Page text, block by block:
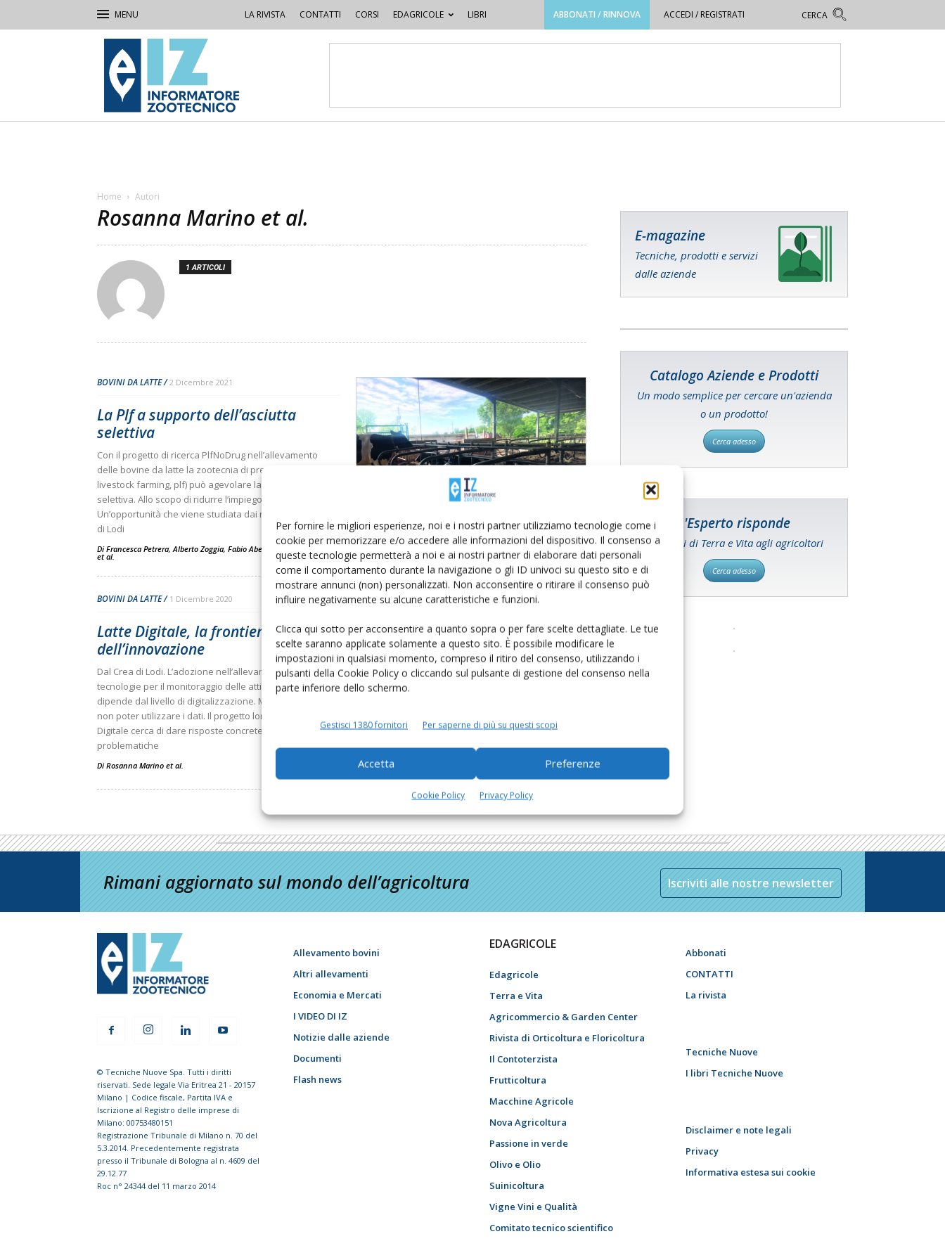
Per fornire le migliori esperienze, noi e i nostri partner utilizziamo tecnologie come i
cookie per memorizzare e/o accedere alle informazioni del dispositivo. Il consenso a
queste tecnologie permetterà a noi e ai nostri partner di elaborare dati personali
come il comportamento durante la navigazione o gli ID univoci su questo sito e di
mostrare annunci (non) personalizzati. Non acconsentire o ritirare il consenso può
influire negativamente su alcune caratteristiche e funzioni.
Clicca qui sotto per acconsentire a quanto sopra o per fare scelte dettagliate. Le tue
scelte saranno applicate solamente a questo sito. È possibile modificare le
impostazioni in qualsiasi momento, compreso il ritiro del consenso, utilizzando i
pulsanti della Cookie Policy o cliccando sul pulsante di gestione del consenso nella
parte inferiore dello schermo.
Gestisci 1380 fornitori Per saperne di più su questi scopi
Accetta Preferenze
Cookie Policy Privacy Policy
LA RIVISTA CONTATTI CORSI EDAGRICOLE LIBRI ABBONATI / RINNOVA ACCEDI / REGISTRATI
IZ
Informatore
Zootecnico
Home Autori
Rosanna Marino et al.
1 ARTICOLI
BOVINI DA LATTE 2 Dicembre 2021
La Plf a supporto dell’asciutta
selettiva
Con il progetto di ricerca PlfNoDrug nell’allevamento
delle bovine da latte la zootecnia di precisione (precision
livestock farming, plf) può agevolare la messa in asciutta
selettiva. Allo scopo di ridurre l’impiego degli antibiotici.
Un’opportunità che viene studiata dai ricercatori del Crea
di Lodi
Di Francesca Petrera,Alberto Zoggia, Fabio Abeni Rosanna Marino
et al.
BOVINI DA LATTE 1 Dicembre 2020
Latte Digitale, la frontiera
dell’innovazione
Dal Crea di Lodi. L’adozione nell’allevamento bovino di
tecnologie per il monitoraggio delle attività aziendali
dipende dal livello di digitalizzazione. Ma c’è il rischio di
non poter utilizzare i dati. Il progetto lombardo Latte
Digitale cerca di dare risposte concrete a queste
problematiche
Di Rosanna Marino et al.
E-magazine
Tecniche, prodotti e servizi
dalle aziende
Catalogo Aziende e Prodotti
Un modo semplice per cercare un'azienda
o un prodotto!
Cerca adesso
L'Esperto risponde
I consigli di Terra e Vita agli agricoltori
Cerca adesso
Rimani aggiornato sul mondo dell’agricoltura Iscriviti alle nostre newsletter
© Tecniche Nuove Spa. Tutti i diritti
riservati. Sede legale Via Eritrea 21 - 20157
Milano | Codice fiscale, Partita IVA e
Iscrizione al Registro delle imprese di
Milano: 00753480151
Registrazione Tribunale di Milano n. 70 del
5.3.2014. Precedentemente registrata
presso il Tribunale di Bologna al n. 4609 del
29.12.77
Roc n° 24344 del 11 marzo 2014
Allevamento bovini
Altri allevamenti
Economia e Mercati
I VIDEO DI IZ
Notizie dalle aziende
Documenti
Flash news
EDAGRICOLE
Edagricole
Terra e Vita
Agricommercio & Garden Center
Rivista di Orticoltura e Floricoltura
Il Contoterzista
Frutticoltura
Macchine Agricole
Nova Agricoltura
Passione in verde
Olivo e Olio
Suinicoltura
Vigne Vini e Qualità
Comitato tecnico scientifico
Abbonati
CONTATTI
La rivista
Tecniche Nuove
I libri Tecniche Nuove
Disclaimer e note legali
Privacy
Informativa estesa sui cookie